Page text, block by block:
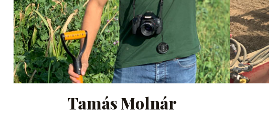
Tamás Molnár